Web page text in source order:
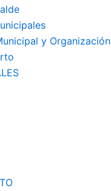
y Organización